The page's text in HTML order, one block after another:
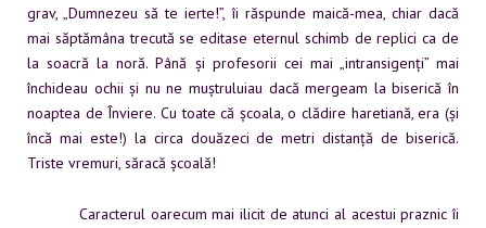
grav, „Dumnezeu să te ierte!”, îi răspunde maică-mea, chiar dacă
mai săptămâna trecută se editase eternul schimb de replici ca de
la soacră la noră. Până și profesorii cei mai „intransigenți” mai
închideau ochii și nu ne muștruluiau dacă mergeam la biserică în
noaptea de Înviere. Cu toate că școala, o clădire haretiană, era (și
încă mai este!) la circa douăzeci de metri distanță de biserică.
Triste vremuri, săracă școală!
Caracterul oarecum mai ilicit de atunci al acestui praznic îi